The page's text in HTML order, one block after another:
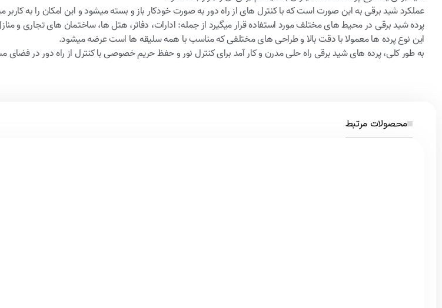
عملکرد شید برقی به این صورت است که با کنترل های از راه دور به صورت خودکار باز و بسته میشود و این امکان را به کاربر
پرده شید برقی در محیط های مختلف مورد استفاده قرار میگیرد از جمله: ادارات، دفاتر، هتل ها، ساختمان های تجاری و
این نوع پرده ها معمولا با دقت بالا و طراحی های مختلفی که مناسب با همه سلیقه ها است عرضه میشود.
به طور کلی، پرده های شید برقی راه حلی مدرن و کار آمد برای کنترل نور و حفظ حریم خصوصی با کنترل از راه دور در
محصولات مرتبط